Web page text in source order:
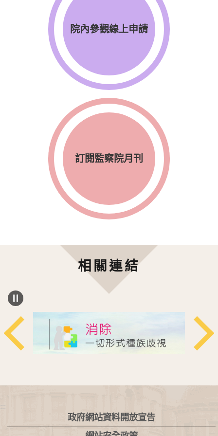
院內參觀線上申請
訂閱監察院月刊
相關連結
:::
政府網站資料開放宣告